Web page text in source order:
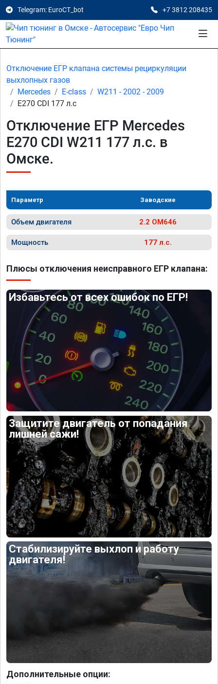
Telegram: EuroCT_bot +7 3812 208435
Отключение ЕГР клапана системы рециркуляции
выхлопных газов
Mercedes
E-class
W211 - 2002 - 2009
E270 CDI 177 л.с
Отключение ЕГР Mercedes
E270 CDI W211 177 л.с. в
Омске.
Параметр Заводские
Объем двигателя 2.2 OM646
Мощность 177 л.с.
Плюсы отключения неисправного ЕГР клапана:
Избавьтесь от всех ошибок по ЕГР!
Защитите двигатель от попадания
лишней сажи!
Стабилизируйте выхлоп и работу
двигателя!
Дополнительные опции: